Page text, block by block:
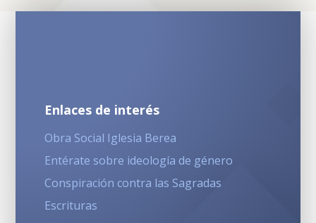
Enlaces de interés
Obra Social Iglesia Berea
Entérate sobre ideología de género
Conspiración contra las Sagradas
Escrituras